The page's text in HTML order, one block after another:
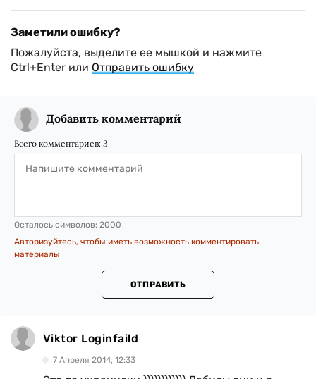
Заметили ошибку?
Пожалуйста, выделите ее мышкой и нажмите
Ctrl+Enter или Отправить ошибку
Добавить комментарий
Всего комментариев: 3
Осталось символов: 2000
Авторизуйтесь, чтобы иметь возможность комментировать
материалы
ОТПРАВИТЬ
Viktor Loginfaild
7 Апреля 2014, 12:33